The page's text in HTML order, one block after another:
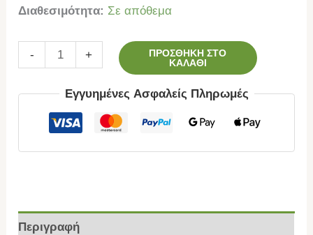
Διαθεσιμότητα: Σε απόθεμα
- +
ΠΡΟΣΘΉΚΗ ΣΤΟ
ΚΑΛΆΘΙ
Εγγυημένες Ασφαλείς Πληρωμές
Περιγραφή